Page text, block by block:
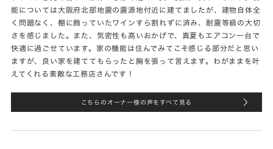
能については大阪府北部地震の震源地付近に建てましたが、建物自体全
く問題なく、棚に飾っていたワインすら割れずに済み、耐震等級の大切
さを感じました。また、気密性も高いおかげで、真夏もエアコン一台で
快適に過ごせています。家の機能は住んでみてこそ感じる部分だと思い
ますが、良い家を建ててもらったと胸を張って言えます。わがままを叶
えてくれる素敵な工務店さんです！
こちらのオーナー様の声をすべて見る